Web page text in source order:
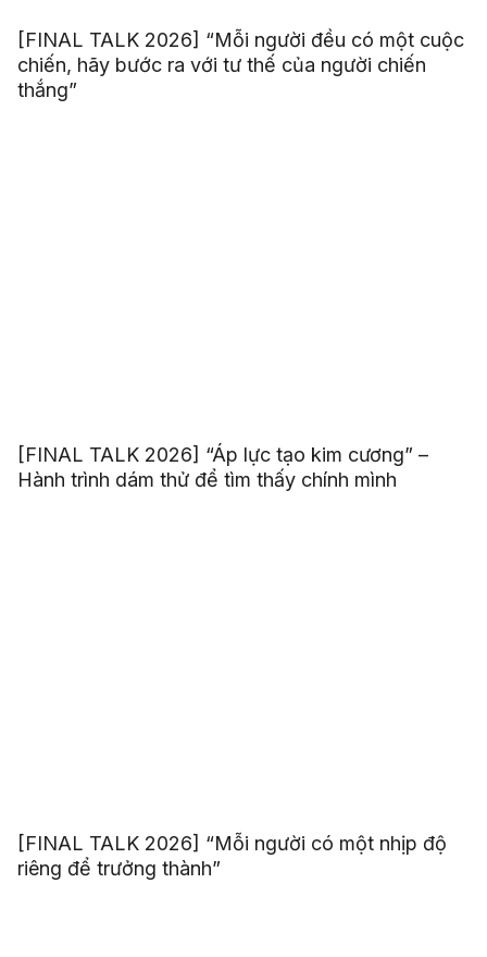
[FINAL TALK 2026] “Mỗi người đều có một cuộc
chiến, hãy bước ra với tư thế của người chiến
thắng”
[FINAL TALK 2026] “Áp lực tạo kim cương” –
Hành trình dám thử để tìm thấy chính mình
[FINAL TALK 2026] “Mỗi người có một nhịp độ
riêng để trưởng thành”